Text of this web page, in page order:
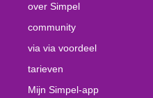
over Simpel
community
via via voordeel
tarieven
Mijn Simpel-app